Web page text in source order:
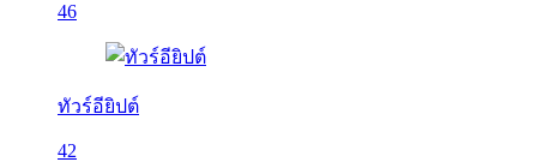
46
ทัวร์อียิปต์
42